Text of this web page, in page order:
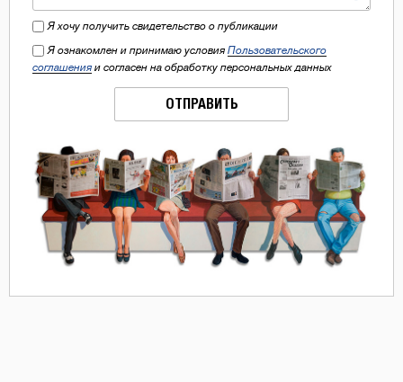
Я хочу получить свидетельство о публикации
Я ознакомлен и принимаю условия Пользовательского
соглашения и согласен на обработку персональных данных
ОТПРАВИТЬ